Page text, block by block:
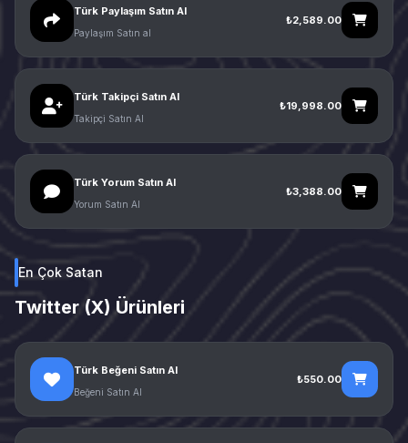
Türk Paylaşım Satın Al
Paylaşım Satın al
₺2,589.00
Türk Takipçi Satın Al
Takipçi Satın Al
₺19,998.00
Türk Yorum Satın Al
Yorum Satın Al
₺3,388.00
En Çok Satan
Twitter (X) Ürünleri
Türk Beğeni Satın Al
Beğeni Satın Al
₺550.00